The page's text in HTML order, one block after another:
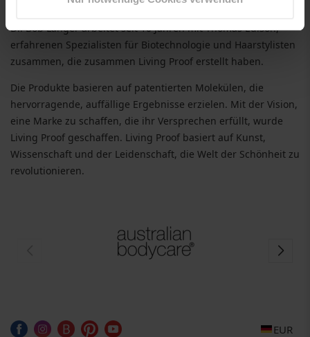
Dr. Bob Langer arbeitet seit 10 Jahren mit Thomas Edison,
erfahrenen Spezialisten für Biotechnologie und Haarstylisten
zusammen, die zusammen Living Proof erstellt haben.
Die Produkte basieren auf patentierten Molekülen, die
hervorragende, auffällige Ergebnisse erzielen. Mit der Vision,
eine Marke zu schaffen, die ihr Versprechen erfüllt, wurde
Living Proof geschaffen. Living Proof basiert auf Kunst,
Wissenschaft und der Leidenschaft, die Welt der Schönheit zu
revolutionieren.
EUR